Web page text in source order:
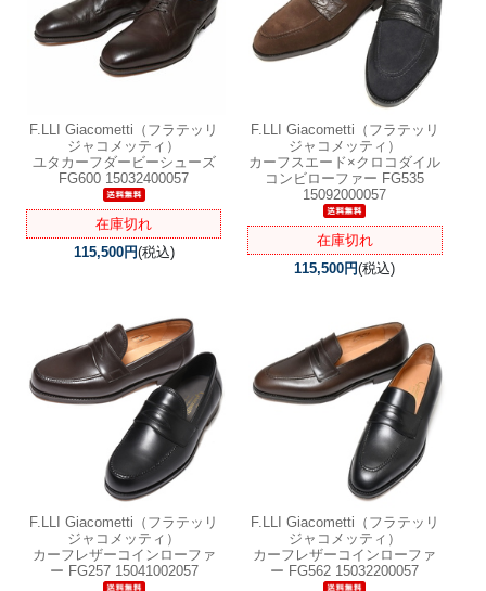
F.LLI Giacometti（フラテッリ
ジャコメッティ）
ユタカーフダービーシューズ
FG600 15032400057
在庫切れ
115,500円(税込)
F.LLI Giacometti（フラテッリ
ジャコメッティ）
カーフスエード×クロコダイル
コンビローファー FG535
15092000057
在庫切れ
115,500円(税込)
F.LLI Giacometti（フラテッリ
ジャコメッティ）
カーフレザーコインローファ
ー FG257 15041002057
F.LLI Giacometti（フラテッリ
ジャコメッティ）
カーフレザーコインローファ
ー FG562 15032200057